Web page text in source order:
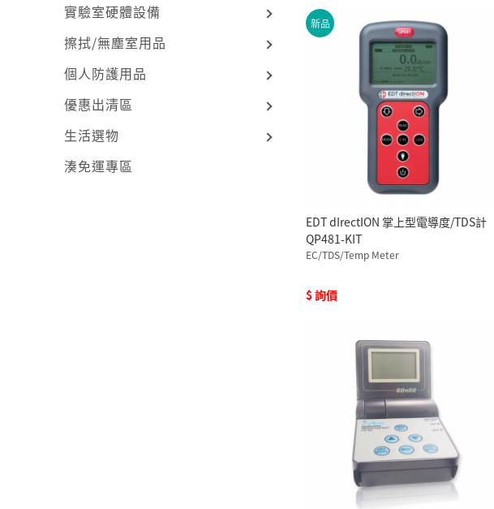
實驗室硬體設備
擦拭/無塵室用品
個人防護用品
優惠出清區
生活選物
湊免運專區
新品
EDT dIrectION 掌上型電導度/TDS計
QP481-KIT
EC/TDS/Temp Meter
$ 詢價